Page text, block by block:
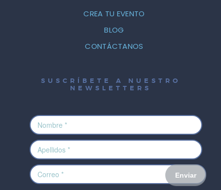
CREA TU EVENTO
BLOG
CONTÁCTANOS
SUSCRÍBETE A NUESTRO
NEWSLETTERS